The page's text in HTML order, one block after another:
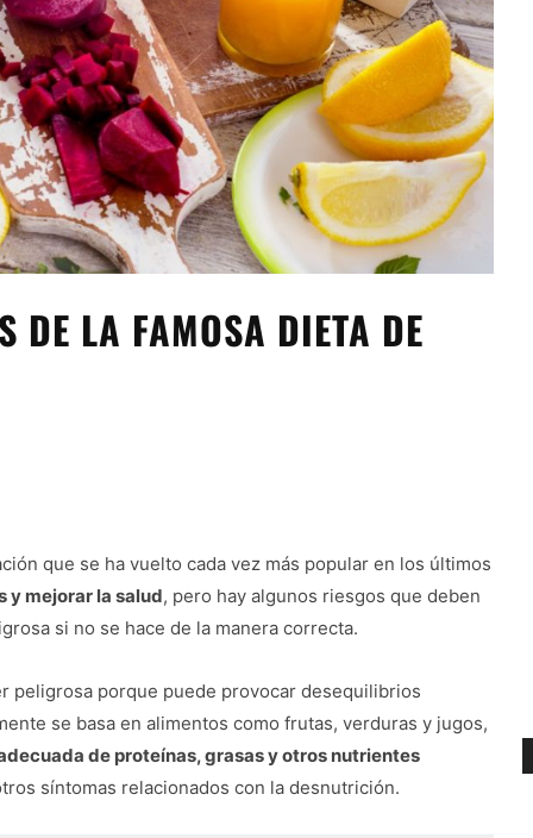
DE LA FAMOSA DIETA DE
que se ha vuelto cada vez más popular en los últimos
y mejorar la salud, pero hay algunos riesgos que deben
si no se hace de la manera correcta.
peligrosa porque puede provocar desequilibrios
se basa en alimentos como frutas, verduras y jugos,
de proteínas, grasas y otros nutrientes
síntomas relacionados con la desnutrición.